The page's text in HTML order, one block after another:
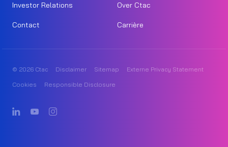
Investor Relations Over Ctac
Contact Carrière
© 2026 Ctac Disclaimer Sitemap
Externe Privacy Statement
Cookies
Responsible Disclosure